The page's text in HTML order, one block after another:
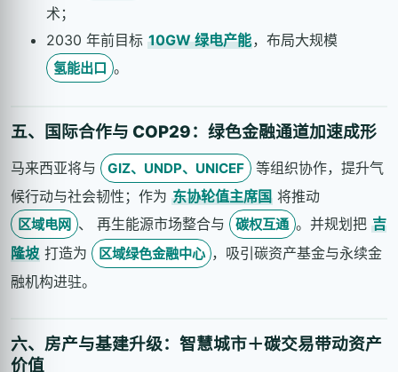
术；
2030 年前目标 10GW 绿电产能，布局大规模
氢能出口 。
五、国际合作与 COP29：绿色金融通道加速成形
马来西亚将与 GIZ、UNDP、UNICEF 等组织协作，提升气
候行动与社会韧性；作为 东协轮值主席国将推动
区域电网 、 再生能源市场整合与 碳权互通 。并规划把吉
隆坡打造为 区域绿色金融中心 ，吸引碳资产基金与永续金
融机构进驻。
六、房产与基建升级：智慧城市＋碳交易带动资产
价值